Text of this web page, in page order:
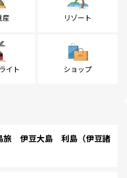
産 リゾート
イト ショップ
伊豆大島 利島（伊豆諸